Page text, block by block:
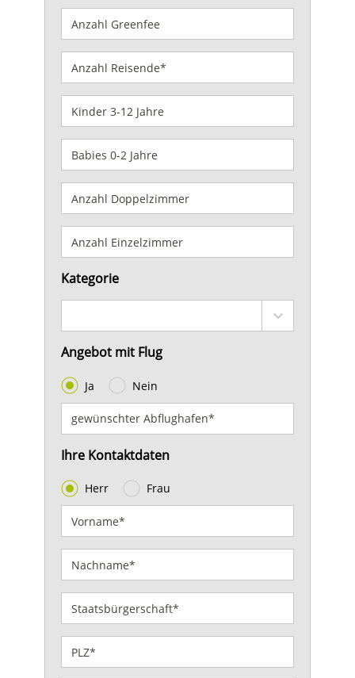
Kategorie
Angebot mit Flug
Ja Nein
Ihre Kontaktdaten
Herr Frau